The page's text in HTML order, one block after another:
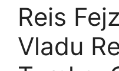
Reis
Vladu